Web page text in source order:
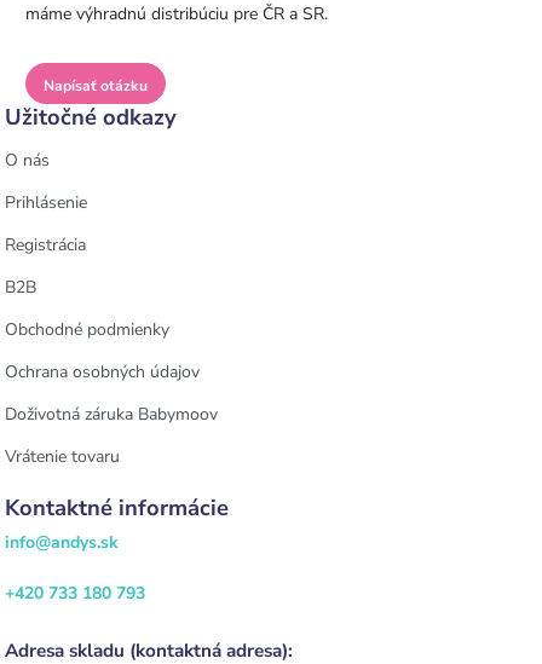
máme výhradnú distribúciu pre ČR a SR.
Napísať otázku
Užitočné odkazy
O nás
Prihlásenie
Registrácia
B2B
Obchodné podmienky
Ochrana osobných údajov
Doživotná záruka Babymoov
Vrátenie tovaru
Kontaktné informácie
info@andys.sk
+420 733 180 793
Adresa skladu (kontaktná adresa):